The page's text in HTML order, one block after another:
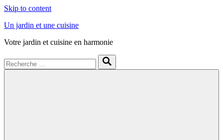
Skip to content
Un jardin et une cuisine
Votre jardin et cuisine en harmonie